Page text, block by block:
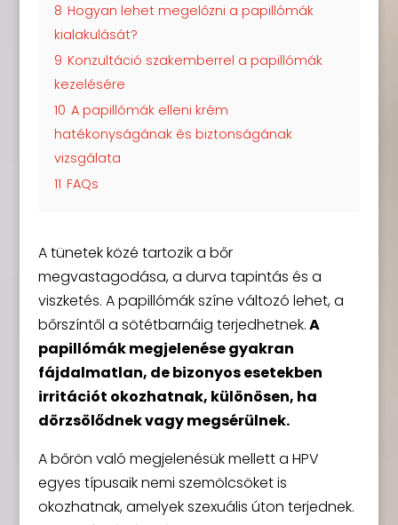
8 Hogyan lehet megelőzni a papillómák
kialakulását?
9 Konzultáció szakemberrel a papillómák
kezelésére
10 A papillómák elleni krém
hatékonyságának és biztonságának
vizsgálata
11 FAQs
A tünetek közé tartozik a bőr
megvastagodása, a durva tapintás és a
viszketés. A papillómák színe változó lehet, a
bőrszíntől a sötétbarnáig terjedhetnek.A
papillómák megjelenése gyakran
fájdalmatlan, de bizonyos esetekben
irritációt okozhatnak, különösen, ha
dörzsölődnek vagy megsérülnek.
A bőrön való megjelenésük mellett a HPV
egyes típusaik nemi szemölcsöket is
okozhatnak, amelyek szexuális úton terjednek.